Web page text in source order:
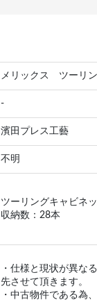
メリックス ツーリ
-
濱田プレス工藝
不明
ツーリングキャビネ
収納数：28本
・仕様と現状が異な
先させて頂きます。
・中古物件である為